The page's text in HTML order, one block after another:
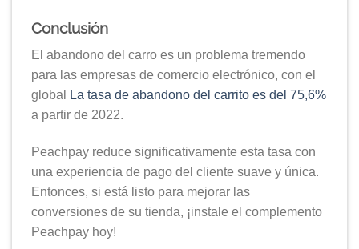
Conclusión
El abandono del carro es un problema tremendo
para las empresas de comercio electrónico, con el
global
La tasa de abandono del carrito es del 75,6%
a partir de 2022.
Peachpay reduce significativamente esta tasa con
una experiencia de pago del cliente suave y única.
Entonces, si está listo para mejorar las
conversiones de su tienda, ¡instale el complemento
Peachpay hoy!